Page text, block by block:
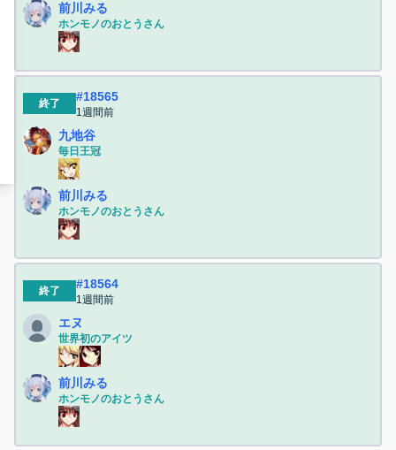
前川みる
ホンモノのおとうさん
終了 #18565
1週間前
九地谷
毎日王冠
前川みる
ホンモノのおとうさん
終了 #18564
1週間前
エヌ
世界初のアイツ
前川みる
ホンモノのおとうさん